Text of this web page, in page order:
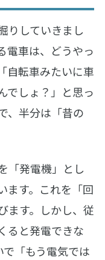
りしていきまし
電車は、どうやっ
自転車みたいに車
でしょ？」と思っ
、半分は「昔の
「発電機」とし
ます。これを「回
ます。しかし、従
ると発電できな
「もう電気では